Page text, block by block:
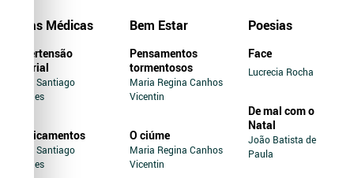
Dicas Médicas
Hipertensão
Arterial
Jairo Santiago
Novaes
Medicamentos
Jairo Santiago
Novaes
Bem Estar
Pensamentos
tormentosos
Maria Regina Canhos
Vicentin
O ciúme
Maria Regina Canhos
Vicentin
Poesias
Face
Lucrecia Rocha
De mal com o
Natal
João Batista de
Paula